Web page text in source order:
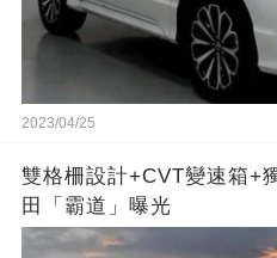
2023/04/25
雙格柵設計+CVT變速箱+
田「霸道」曝光